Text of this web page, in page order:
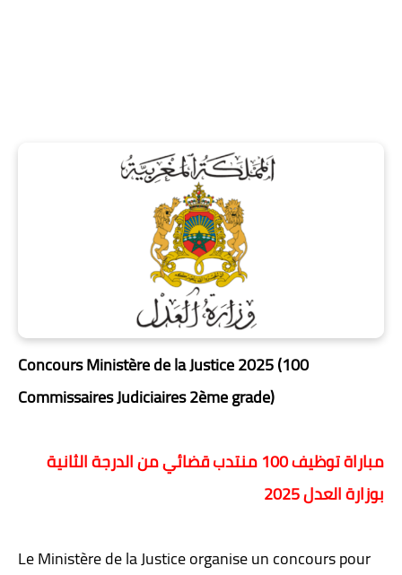
Concours Ministère de la Justice 2025 (100
Commissaires Judiciaires 2ème grade)
مباراة توظيف 100 منتدب قضائي من الدرجة الثانية
بوزارة العدل 2025
Le Ministère de la Justice organise un concours pour